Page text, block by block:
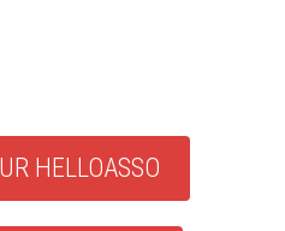
HELLOASSO